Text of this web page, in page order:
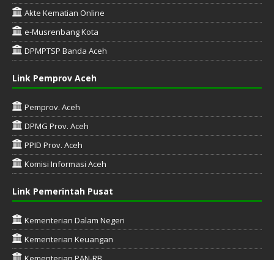
Akte Kematian Online
e-Musrenbang Kota
DPMPTSP Banda Aceh
Link Pemprov Aceh
Pemprov. Aceh
DPMG Prov. Aceh
PPID Prov. Aceh
Komisi Informasi Aceh
Link Pemerintah Pusat
Kementerian Dalam Negeri
Kementerian Keuangan